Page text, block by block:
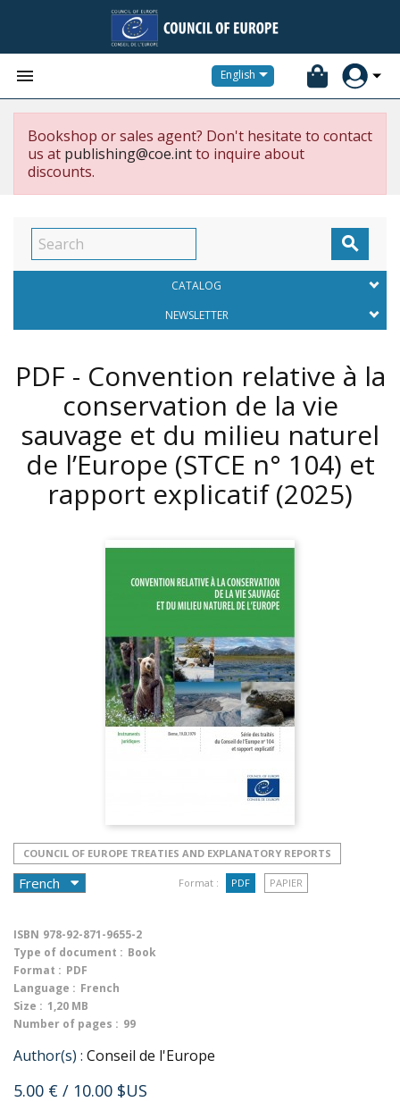
 English
Bookshop or sales agent? Don't hesitate to contact
us at publishing@coe.intto inquire about
discounts.

CATALOG
NEWSLETTER
PDF - Convention relative à la
conservation de la vie
sauvage et du milieu naturel
de l’Europe (STCE n° 104) et
rapport explicatif(2025)
COUNCIL OF EUROPE TREATIES AND EXPLANATORY REPORTS
Format : PDF PAPIER
ISBN 978-92-871-9655-2
Type of document : Book
Format : PDF
Language : French
Size : 1,20 MB
Number of pages : 99
Author(s) : Conseil de l'Europe
5.00 € / 10.00 $US